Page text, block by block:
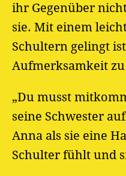
ihr Gegenüber
sie. Mit einem
Schultern gelingt
Aufmerksamkeit
„Du musst
seine Schwester
Anna als sie eine
Schulter fühlt und